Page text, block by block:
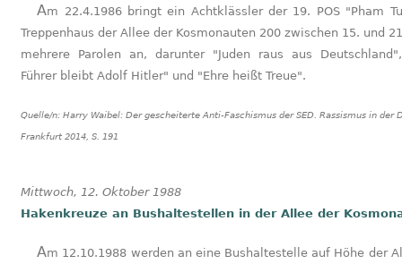
Am 22.4.1986 bringt ein Achtklässler der 19. POS "Pham Tuan" im
Treppenhaus der Allee der Kosmonauten 200 zwischen 15. und
mehrere Parolen an, darunter "Juden raus aus
Führer bleibt Adolf Hitler" und "Ehre heißt Treue".
Quelle/n: Harry Waibel: Der gescheiterte Anti-Faschismus der SED. Rassismus in der
Frankfurt 2014, S. 191
Mittwoch, 12. Oktober 1988
Hakenkreuze an Bushaltestellen in der Allee der
Am 12.10.1988 werden an eine Bushaltestelle auf Höhe der Allee der